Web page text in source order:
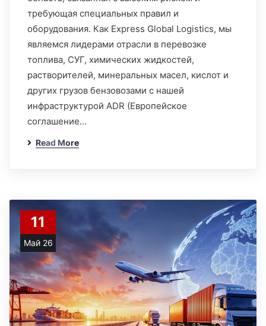
требующая специальных правил и
оборудования. Как Express Global Logistics, мы
являемся лидерами отрасли в перевозке
топлива, СУГ, химических жидкостей,
растворителей, минеральных масел, кислот и
других грузов бензовозами с нашей
инфраструктурой ADR (Европейское
соглашение…
Read More
11
Май 26